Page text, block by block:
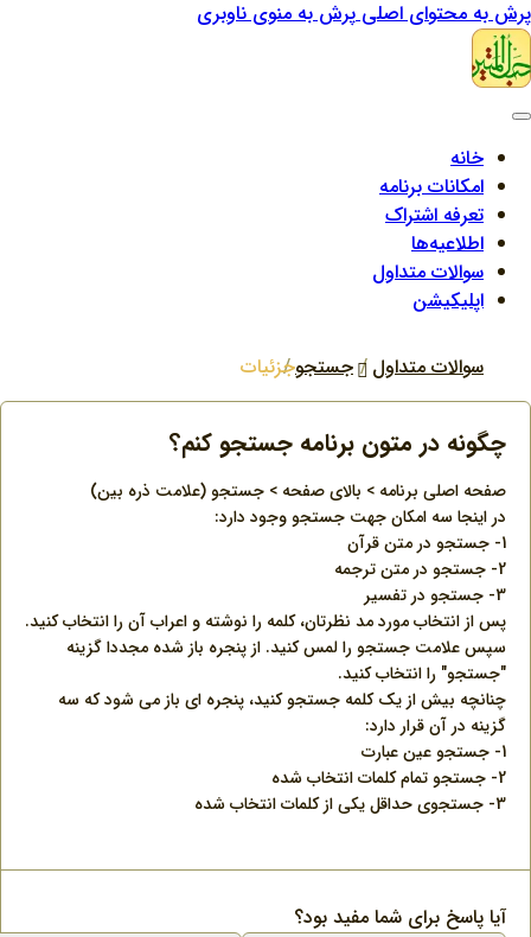
پرش به محتوای اصلیپرش به منوی ناوبری
خانه
امکانات برنامه
تعرفه اشتراک
اطلاعیه‌ها
سوالات متداول
اپلیکیشن
سوالات متداول جستجوجزئیات
چگونه در متون برنامه جستجو کنم؟
صفحه اصلی برنامه > بالای صفحه > جستجو (علامت ذره بین)
در اینجا سه امکان جهت جستجو وجود دارد:
1- جستجو در متن قرآن
2- جستجو در متن ترجمه
3- جستجو در تفسیر
پس از انتخاب مورد مد نظرتان، کلمه را نوشته و اعراب آن را انتخاب کنید.
سپس علامت جستجو را لمس کنید. از پنجره باز شده مجددا گزینه
"جستجو" را انتخاب کنید.
چنانچه بیش از یک کلمه جستجو کنید، پنجره ای باز می شود که سه
گزینه در آن قرار دارد:
1- جستجو عین عبارت
2- جستجو تمام کلمات انتخاب شده
3- جستجوی حداقل یکی از کلمات انتخاب شده
آیا پاسخ برای شما مفید بود؟